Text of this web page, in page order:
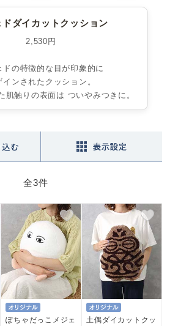
ドダイカットクッション
2,530円
ドの特徴的な目が印象的に
インされたクッション。
肌触りの表面は ついやみつきに。
全3件
ぽちゃだっこメジェ
土偶ダイカットクッ